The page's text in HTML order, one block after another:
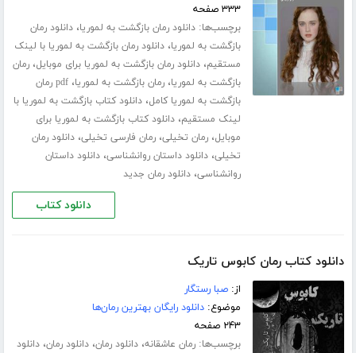
۳۳۳ صفحه
برچسب‌ها:دانلود رمان بازگشت به لموریا،دانلود رمان
بازگشت به لموریا،دانلود رمان بازگشت به لموریا با لینک
مستقیم،دانلود رمان بازگشت به لموریا برای موبایل،رمان
بازگشت به لموریا،رمان بازگشت به لموریا،
pdf رمان
بازگشت به لموریا کامل،دانلود کتاب بازگشت به لموریا با
لینک مستقیم،دانلود کتاب بازگشت به لموریا برای
موبایل،رمان تخیلی،رمان فارسی تخیلی،دانلود رمان
تخیلی،دانلود داستان روانشناسی،دانلود داستان
روانشناسی،دانلود رمان جدید
دانلود کتاب
دانلود کتاب رمان کابوس تاریک
از:صبا رستگار
موضوع:دانلود رایگان بهترین رمان‌ها
۲۴۳ صفحه
برچسب‌ها:رمان عاشقانه،دانلود رمان،دانلود رمان،دانلود